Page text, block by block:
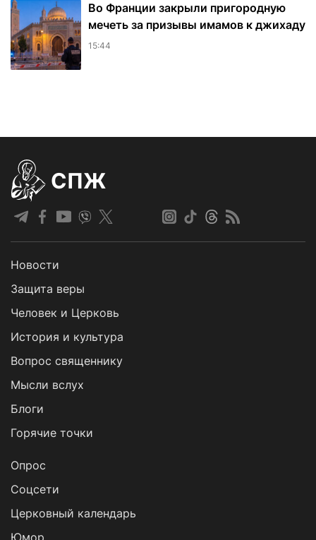
Во Франции закрыли пригородную
мечеть за призывы имамов к джихаду
15:44
СПЖ
Новости
Защита веры
Человек и Церковь
История и культура
Вопрос священнику
Мысли вслух
Блоги
Горячие точки
Опрос
Cоцсети
Церковный календарь